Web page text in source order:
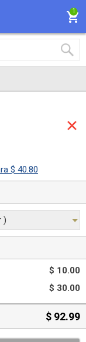
1
$ 40.80
)
$ 10.00
$ 30.00
$ 92.99